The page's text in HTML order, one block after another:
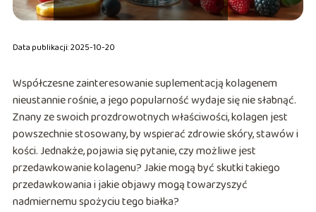
Data publikacji: 2025-10-20
Współczesne zainteresowanie suplementacją kolagenem
nieustannie rośnie, a jego popularność wydaje się nie słabnąć.
Znany ze swoich prozdrowotnych właściwości, kolagen jest
powszechnie stosowany, by wspierać zdrowie skóry, stawów i
kości. Jednakże, pojawia się pytanie, czy możliwe jest
przedawkowanie kolagenu? Jakie mogą być skutki takiego
przedawkowania i jakie objawy mogą towarzyszyć
nadmiernemu spożyciu tego białka?